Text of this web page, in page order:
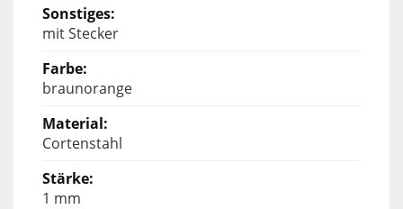
mit Stecker
braunorange
Cortenstahl
1 mm